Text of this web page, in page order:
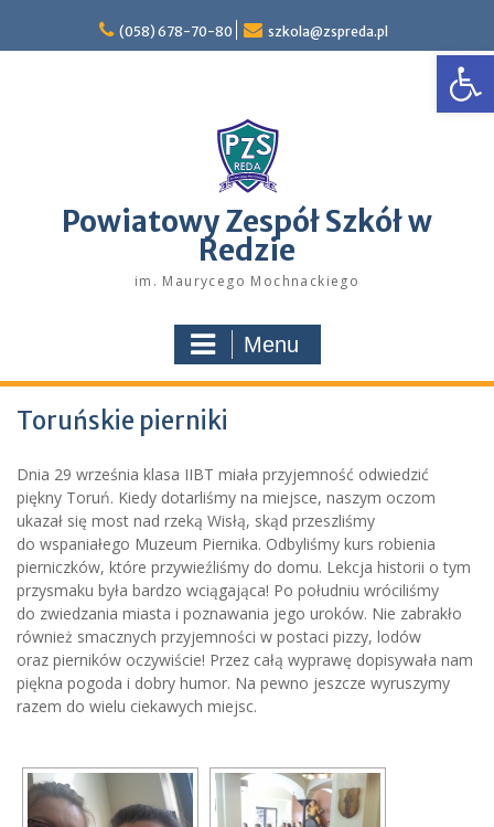
content
(058) 678-70-80 szkola@zspreda.pl
Powiatowy Zespół Szkół w
Redzie
im. Maurycego Mochnackiego
Menu
Toruńskie pierniki
Dnia 29 września klasa IIBT miała przyjemność odwiedzić
piękny Toruń. Kiedy dotarliśmy na miejsce, naszym oczom
ukazał się most nad rzeką Wisłą, skąd przeszliśmy
do wspaniałego Muzeum Piernika. Odbyliśmy kurs robienia
pierniczków, które przywieźliśmy do domu. Lekcja historii o tym
przysmaku była bardzo wciągająca! Po południu wróciliśmy
do zwiedzania miasta i poznawania jego uroków. Nie zabrakło
również smacznych przyjemności w postaci pizzy, lodów
oraz pierników oczywiście! Przez całą wyprawę dopisywała nam
piękna pogoda i dobry humor. Na pewno jeszcze wyruszymy
razem do wielu ciekawych miejsc.